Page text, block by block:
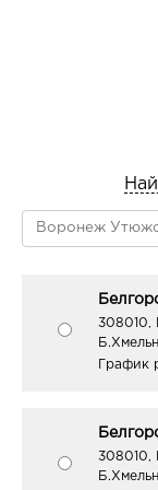
308010,
График
308010,